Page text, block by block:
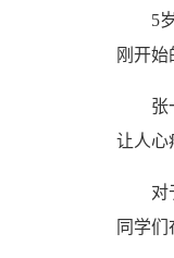
5岁
刚开始
张一
让人心
对于
同学